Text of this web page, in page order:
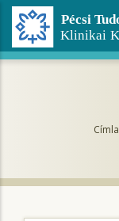
Ugrás
tartalomra